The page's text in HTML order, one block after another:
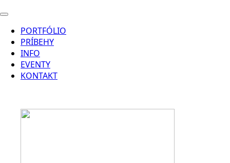
PORTFÓLIO
PRÍBEHY
INFO
EVENTY
KONTAKT